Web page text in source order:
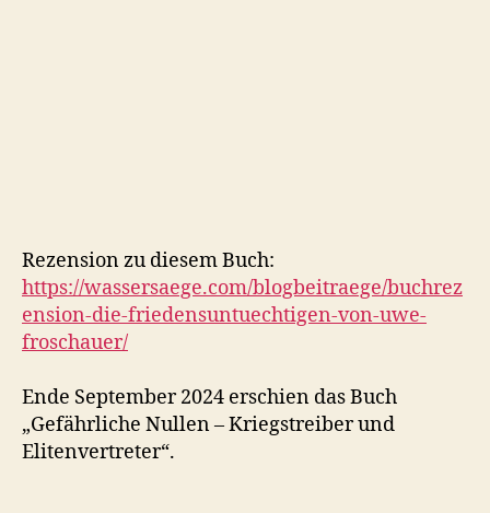
Rezension zu diesem Buch:
https://wassersaege.com/blogbeitraege/buchrez
ension-die-friedensuntuechtigen-von-uwe-
froschauer/
Ende September 2024 erschien das Buch
„Gefährliche Nullen – Kriegstreiber und
Elitenvertreter“.